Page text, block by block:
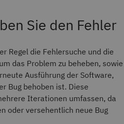
Sie den Fehler
Regel die Fehlersuche und die
das Problem zu beheben, sowie
Ausführung der Software,
Bug behoben ist. Diese
Iterationen umfassen, da
oder versehentlich neue Bug